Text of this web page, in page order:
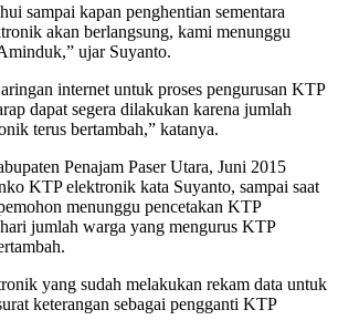
sampai kapan penghentian sementara
akan berlangsung, kami menunggu
ujar Suyanto.
internet untuk proses pengurusan KTP
dapat segera dilakukan karena jumlah
terus bertambah,” katanya.
Penajam Paser Utara, Juni 2015
KTP elektronik kata Suyanto, sampai saat
menunggu pencetakan KTP
jumlah warga yang mengurus KTP
yang sudah melakukan rekam data untuk
keterangan sebagai pengganti KTP